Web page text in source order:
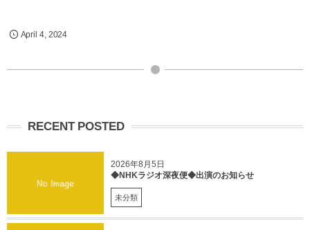
April 4, 2024
RECENT POSTED
2026年8月5日
◆NHKラジオ深夜便◆出演のお知らせ
未分類